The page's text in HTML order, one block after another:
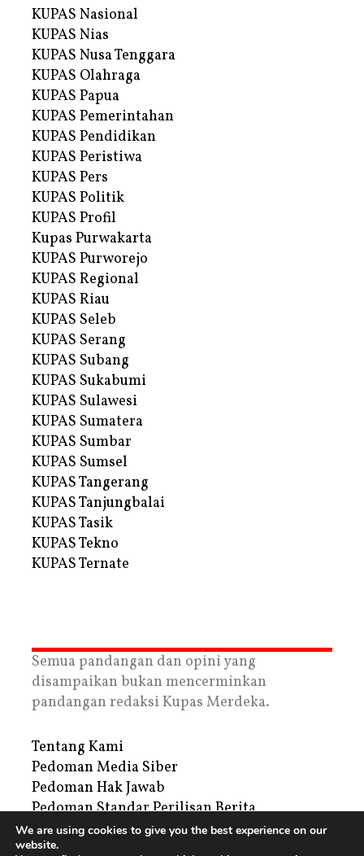
KUPAS Nasional
KUPAS Nias
KUPAS Nusa Tenggara
KUPAS Olahraga
KUPAS Papua
KUPAS Pemerintahan
KUPAS Pendidikan
KUPAS Peristiwa
KUPAS Pers
KUPAS Politik
KUPAS Profil
Kupas Purwakarta
KUPAS Purworejo
KUPAS Regional
KUPAS Riau
KUPAS Seleb
KUPAS Serang
KUPAS Subang
KUPAS Sukabumi
KUPAS Sulawesi
KUPAS Sumatera
KUPAS Sumbar
KUPAS Sumsel
KUPAS Tangerang
KUPAS Tanjungbalai
KUPAS Tasik
KUPAS Tekno
KUPAS Ternate
Semua pandangan dan opini yang
disampaikan bukan mencerminkan
pandangan redaksi Kupas Merdeka.
Tentang Kami
Pedoman Media Siber
Pedoman Hak Jawab
Pedoman Standar Perilisan Berita
Privacy Policy
Periklanan
We are using cookies to give you the best experience on our
website.